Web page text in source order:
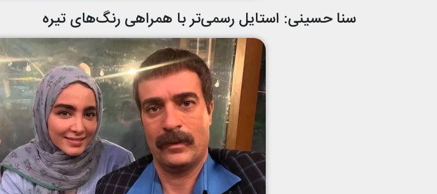
سنا حسینی: استایل‌ رسمی‌تر با همراهی رنگ‌های تیره